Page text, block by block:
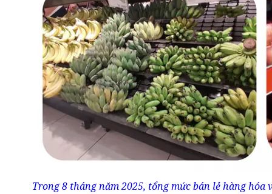
Trong 8 tháng năm 2025, tổng mức bán lẻ hàng